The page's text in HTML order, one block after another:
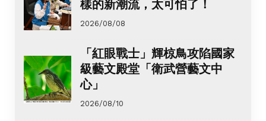
樣的新潮流，太可怕了！
2026/08/08
「紅眼戰士」輝椋鳥攻陷國家
級藝文殿堂「衛武營藝文中
心」
2026/08/10